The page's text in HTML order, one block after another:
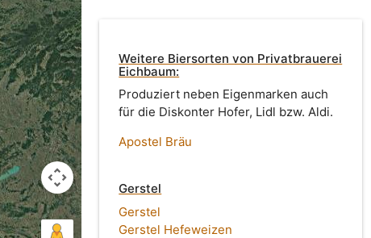
Weitere Biersorten von Privatbrauerei
Eichbaum:
Produziert neben Eigenmarken auch
für die Diskonter Hofer, Lidl bzw. Aldi.
Apostel Bräu
Gerstel
Gerstel
Gerstel Hefeweizen